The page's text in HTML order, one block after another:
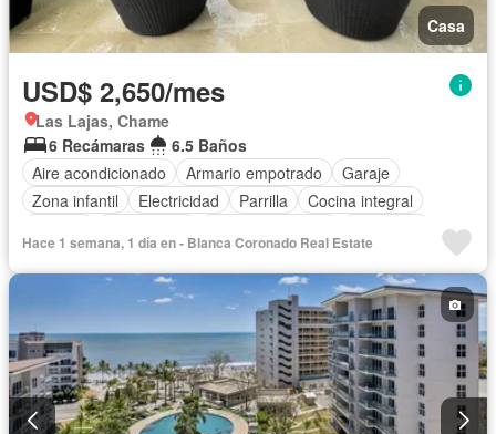
Casa
USD$ 2,650/mes
Las Lajas, Chame
6 Recámaras
6.5 Baños
Aire acondicionado
Armario empotrado
Garaje
Zona infantil
Electricidad Parrilla
Cocina integral
Piscina
Hace 1 semana, 1 día en - Blanca Coronado Real Estate